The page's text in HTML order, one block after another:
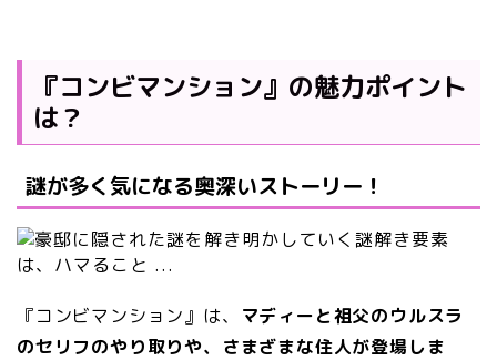
『コンビマンション』の魅力ポイント
は？
謎が多く気になる奥深いストーリー！
『コンビマンション』は、
マディーと祖父のウルスラ
のセリフのやり取りや、さまざまな住人が登場しま